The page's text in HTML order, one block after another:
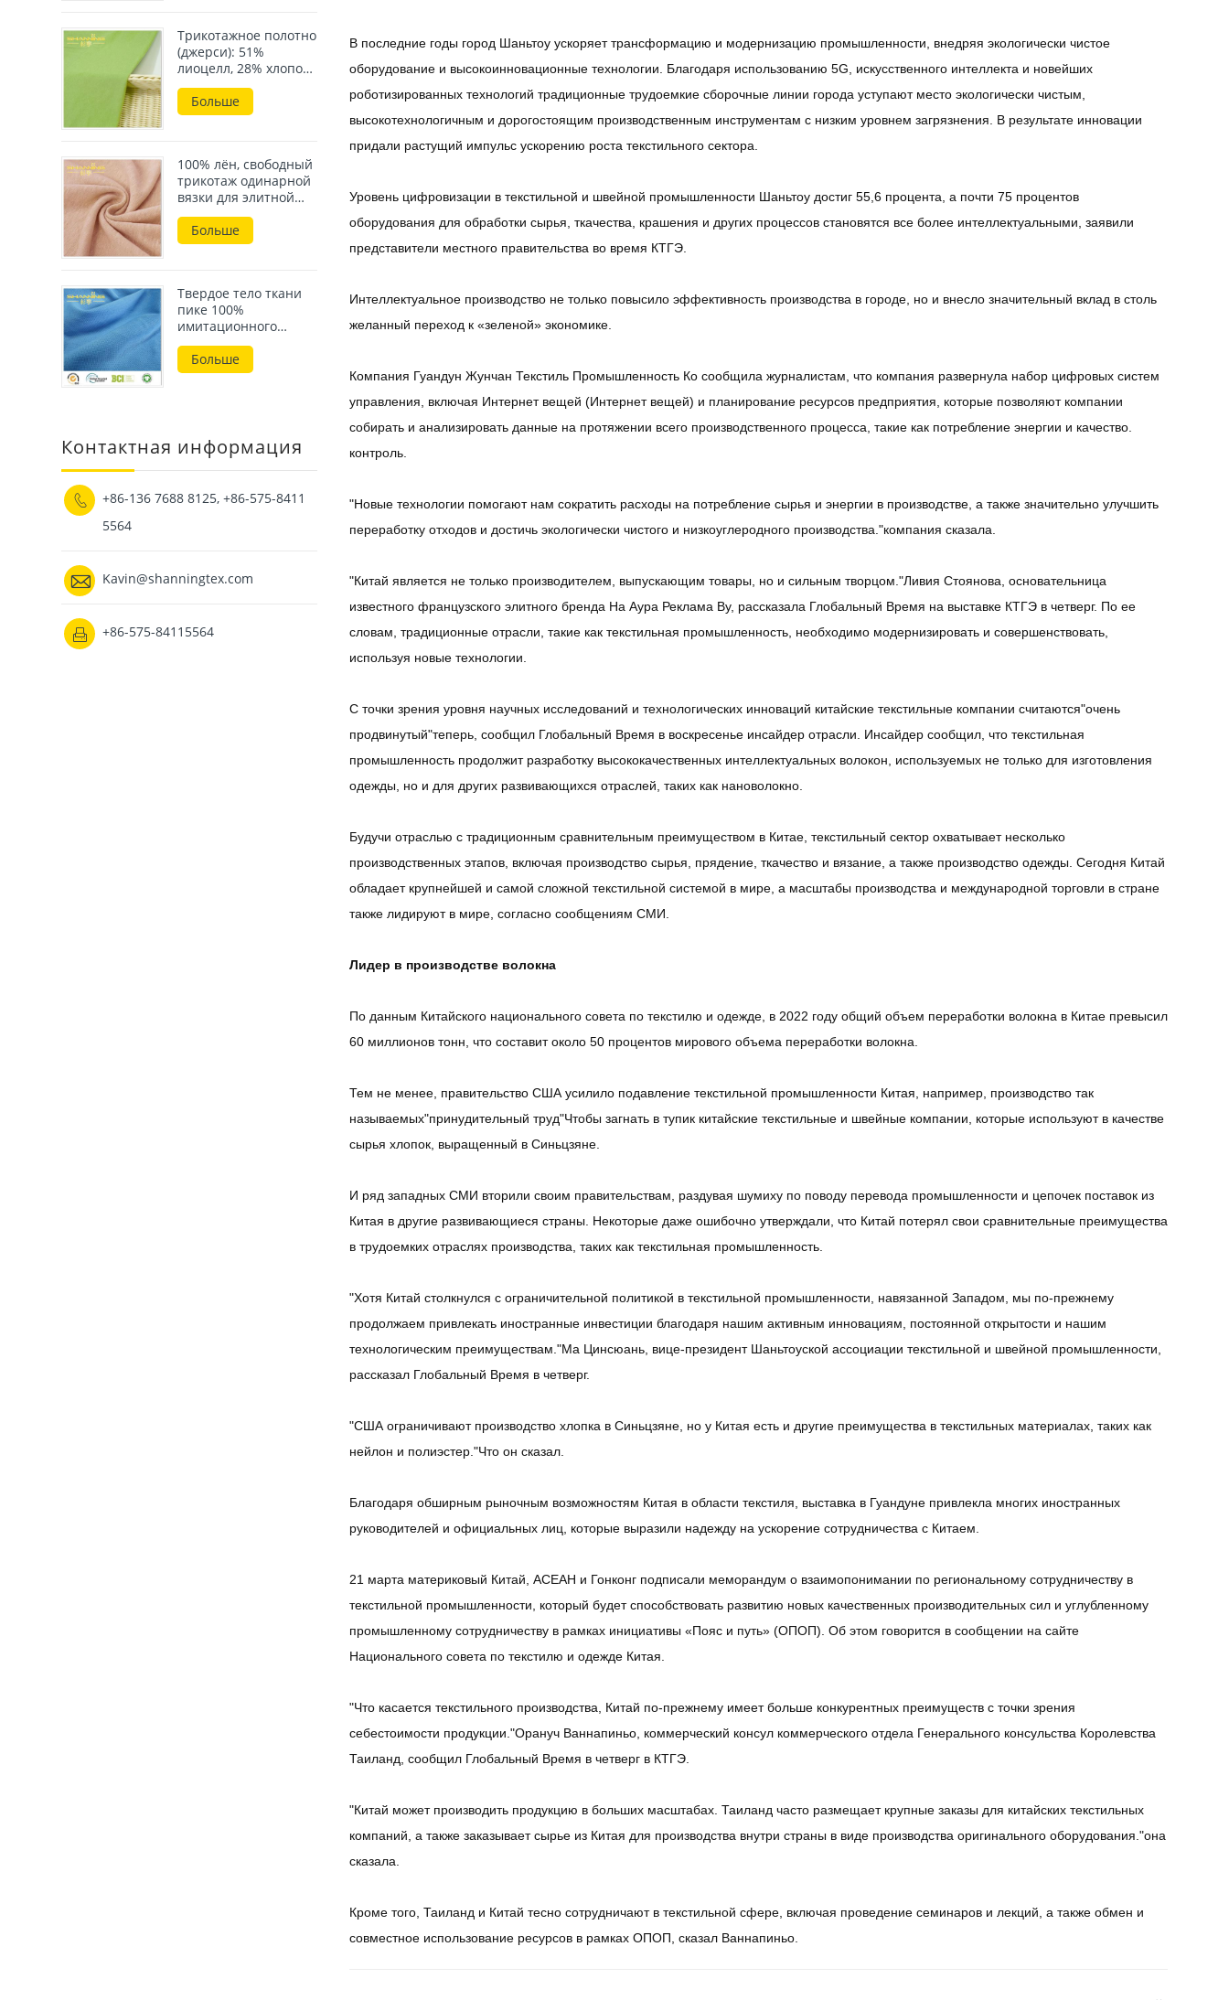
В последние годы город Шаньтоу ускоряет трансформацию и модернизацию промышленности, внедряя экологически чистое
оборудование и высокоинновационные технологии. Благодаря использованию 5G, искусственного интеллекта и новейших
роботизированных технологий традиционные трудоемкие сборочные линии города уступают место экологически чистым,
высокотехнологичным и дорогостоящим производственным инструментам с низким уровнем загрязнения. В результате инновации
придали растущий импульс ускорению роста текстильного сектора.
Уровень цифровизации в текстильной и швейной промышленности Шаньтоу достиг 55,6 процента, а почти 75 процентов
оборудования для обработки сырья, ткачества, крашения и других процессов становятся все более интеллектуальными, заявили
представители местного правительства во время КТГЭ.
Интеллектуальное производство не только повысило эффективность производства в городе, но и внесло значительный вклад в столь
желанный переход к «зеленой» экономике.
Компания Гуандун Жунчан Текстиль Промышленность Ко сообщила журналистам, что компания развернула набор цифровых систем
управления, включая Интернет вещей (Интернет вещей) и планирование ресурсов предприятия, которые позволяют компании
собирать и анализировать данные на протяжении всего производственного процесса, такие как потребление энергии и качество.
контроль.
"Новые технологии помогают нам сократить расходы на потребление сырья и энергии в производстве, а также значительно улучшить
переработку отходов и достичь экологически чистого и низкоуглеродного производства."компания сказала.
"Китай является не только производителем, выпускающим товары, но и сильным творцом."Ливия Стоянова, основательница
известного французского элитного бренда На Аура Реклама Ву, рассказала Глобальный Время на выставке КТГЭ в четверг. По ее
словам, традиционные отрасли, такие как текстильная промышленность, необходимо модернизировать и совершенствовать,
используя новые технологии.
С точки зрения уровня научных исследований и технологических инноваций китайские текстильные компании считаются"очень
продвинутый"теперь, сообщил Глобальный Время в воскресенье инсайдер отрасли. Инсайдер сообщил, что текстильная
промышленность продолжит разработку высококачественных интеллектуальных волокон, используемых не только для изготовления
одежды, но и для других развивающихся отраслей, таких как нановолокно.
Будучи отраслью с традиционным сравнительным преимуществом в Китае, текстильный сектор охватывает несколько
производственных этапов, включая производство сырья, прядение, ткачество и вязание, а также производство одежды. Сегодня Китай
обладает крупнейшей и самой сложной текстильной системой в мире, а масштабы производства и международной торговли в стране
также лидируют в мире, согласно сообщениям СМИ.
Лидер в производстве волокна
По данным Китайского национального совета по текстилю и одежде, в 2022 году общий объем переработки волокна в Китае превысил
60 миллионов тонн, что составит около 50 процентов мирового объема переработки волокна.
Тем не менее, правительство США усилило подавление текстильной промышленности Китая, например, производство так
называемых"принудительный труд"Чтобы загнать в тупик китайские текстильные и швейные компании, которые используют в качестве
сырья хлопок, выращенный в Синьцзяне.
И ряд западных СМИ вторили своим правительствам, раздувая шумиху по поводу перевода промышленности и цепочек поставок из
Китая в другие развивающиеся страны. Некоторые даже ошибочно утверждали, что Китай потерял свои сравнительные преимущества
в трудоемких отраслях производства, таких как текстильная промышленность.
"Хотя Китай столкнулся с ограничительной политикой в ​​текстильной промышленности, навязанной Западом, мы по-прежнему
продолжаем привлекать иностранные инвестиции благодаря нашим активным инновациям, постоянной открытости и нашим
технологическим преимуществам."Ма Цинсюань, вице-президент Шаньтоуской ассоциации текстильной и швейной промышленности,
рассказал Глобальный Время в четверг.
"США ограничивают производство хлопка в Синьцзяне, но у Китая есть и другие преимущества в текстильных материалах, таких как
нейлон и полиэстер."Что он сказал.
Благодаря обширным рыночным возможностям Китая в области текстиля, выставка в Гуандуне привлекла многих иностранных
руководителей и официальных лиц, которые выразили надежду на ускорение сотрудничества с Китаем.
21 марта материковый Китай, АСЕАН и Гонконг подписали меморандум о взаимопонимании по региональному сотрудничеству в
текстильной промышленности, который будет способствовать развитию новых качественных производительных сил и углубленному
промышленному сотрудничеству в рамках инициативы «Пояс и путь» (ОПОП). Об этом говорится в сообщении на сайте
Национального совета по текстилю и одежде Китая.
"Что касается текстильного производства, Китай по-прежнему имеет больше конкурентных преимуществ с точки зрения
себестоимости продукции."Орануч Ваннапиньо, коммерческий консул коммерческого отдела Генерального консульства Королевства
Таиланд, сообщил Глобальный Время в четверг в КТГЭ.
"Китай может производить продукцию в больших масштабах. Таиланд часто размещает крупные заказы для китайских текстильных
компаний, а также заказывает сырье из Китая для производства внутри страны в виде производства оригинального оборудования."она
сказала.
Кроме того, Таиланд и Китай тесно сотрудничают в текстильной сфере, включая проведение семинаров и лекций, а также обмен и
совместное использование ресурсов в рамках ОПОП, сказал Ваннапиньо.
Трикотажное полотно
(джерси): 51%
лиоцелл, 28% хлопок,
15% лён, 6% эластан,
плотность 190 г/м².
Больше
100% лён, свободный
трикотаж одинарной
вязки для элитной
одежды.
Больше
Твердое тело ткани
пике 100%
имитационного
хлопка одиночное
покрашенное с
ощущением руки
Больше
Контактная информация

+86-136 7688 8125, +86-575-8411
5564
 Kavin@shanningtex.com
 +86-575-84115564